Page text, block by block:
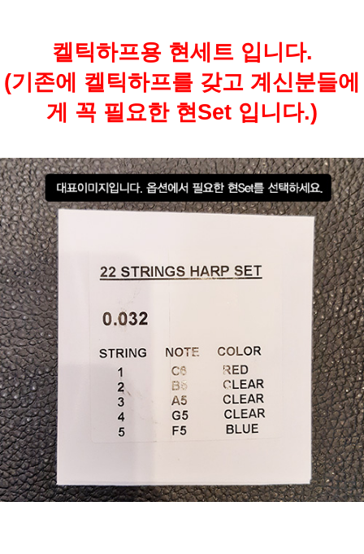
켈틱하프용 현세트 입니다.
(기존에 켈틱하프를 갖고 계신분들에
게 꼭 필요한 현Set 입니다.)